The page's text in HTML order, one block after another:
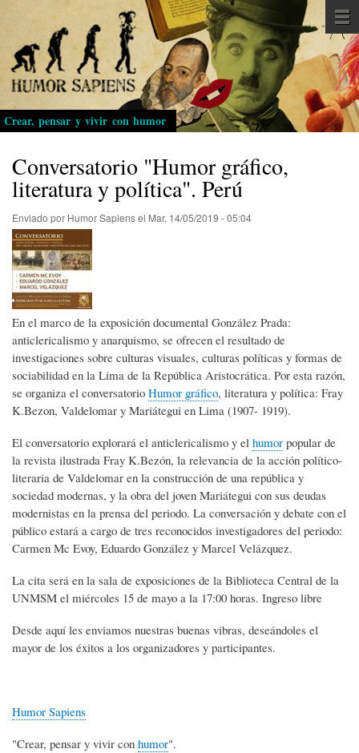
Pasar
al
contenido
principal
Crear, pensar y vivir con humor
Conversatorio "Humor gráfico,
literatura y política". Perú
Enviado por Humor Sapiensel Mar, 14/05/2019 - 05:04
En el marco de la exposición documental González Prada:
anticlericalismo y anarquismo, se ofrecen el resultado de
investigaciones sobre culturas visuales, culturas políticas y formas de
sociabilidad en la Lima de la República Aristocrática. Por esta razón,
se organiza el conversatorio Humor gráfico, literatura y política: Fray
K.Bezon, Valdelomar y Mariátegui en Lima (1907- 1919).
El conversatorio explorará el anticlericalismo y el humor popular de
la revista ilustrada Fray K.Bezón, la relevancia de la acción político-
literaria de Valdelomar en la construcción de una república y
sociedad modernas, y la obra del joven Mariátegui con sus deudas
modernistas en la prensa del periodo. La conversación y debate con el
público estará a cargo de tres reconocidos investigadores del periodo:
Carmen Mc Evoy, Eduardo González y Marcel Velázquez.
La cita será en la sala de exposiciones de la Biblioteca Central de la
UNMSM el miércoles 15 de mayo a la 17:00 horas. Ingreso libre
Desde aquí les enviamos nuestras buenas vibras, deseándoles el
mayor de los éxitos a los organizadores y participantes.
Humor Sapiens
"Crear, pensar y vivir con humor".